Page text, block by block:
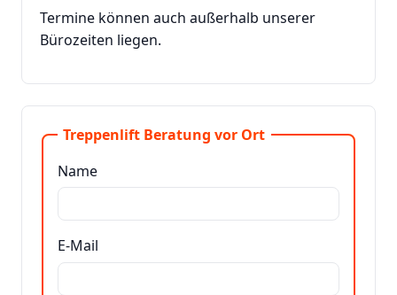
Termine können auch außerhalb unserer
Bürozeiten liegen.
Treppenlift Beratung vor Ort
Name
E-Mail